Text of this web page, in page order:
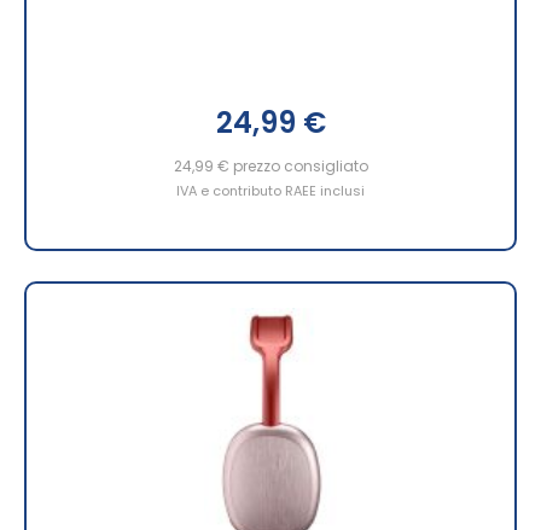
24,99 €
24,99 € prezzo consigliato
IVA e contributo RAEE inclusi